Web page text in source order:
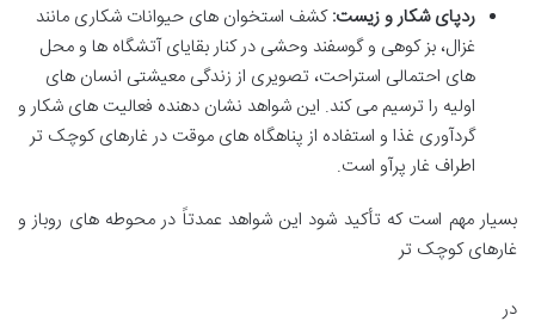
ردپای شکار و زیست:کشف استخوان های حیوانات شکاری مانند
غزال، بز کوهی و گوسفند وحشی در کنار بقایای آتشگاه ها و محل
های احتمالی استراحت، تصویری از زندگی معیشتی انسان های
اولیه را ترسیم می کند. این شواهد نشان دهنده فعالیت های شکار و
گردآوری غذا و استفاده از پناهگاه های موقت در غارهای کوچک تر
اطراف غار پرآو است.
بسیار مهم است که تأکید شود این شواهد عمدتاً در محوطه های روباز و
غارهای کوچک تر
در